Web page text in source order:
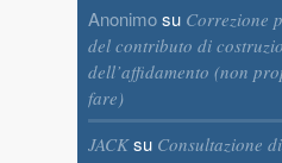
Anonimosu Correzione
del contributo di
dell’affidamento (non
fare)
JACKsu Consultazione